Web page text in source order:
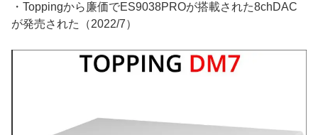
・Toppingから廉価でES9038PROが搭載された8chDAC
が発売された（2022/7）